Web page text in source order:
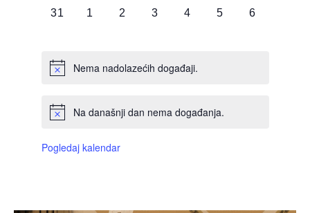
0
31
0
1
0
2
0
3
0
4
0
5
0
6
Nema nadolazećih događaji.
Na današnji dan nema događanja.
Pogledaj kalendar